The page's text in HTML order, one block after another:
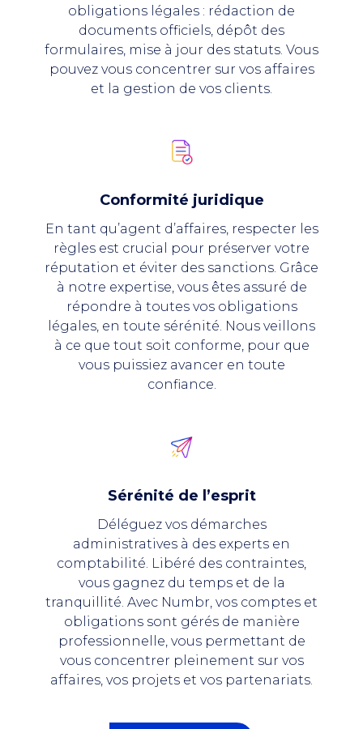
obligations légales : rédaction de
documents officiels, dépôt des
formulaires, mise à jour des statuts. Vous
pouvez vous concentrer sur vos affaires
et la gestion de vos clients.
Conformité juridique
En tant qu’agent d’affaires, respecter les
règles est crucial pour préserver votre
réputation et éviter des sanctions. Grâce
à notre expertise, vous êtes assuré de
répondre à toutes vos obligations
légales, en toute sérénité. Nous veillons
à ce que tout soit conforme, pour que
vous puissiez avancer en toute
confiance.
Sérénité de l’esprit
Déléguez vos démarches
administratives à des experts en
comptabilité. Libéré des contraintes,
vous gagnez du temps et de la
tranquillité. Avec Numbr, vos comptes et
obligations sont gérés de manière
professionnelle, vous permettant de
vous concentrer pleinement sur vos
affaires, vos projets et vos partenariats.